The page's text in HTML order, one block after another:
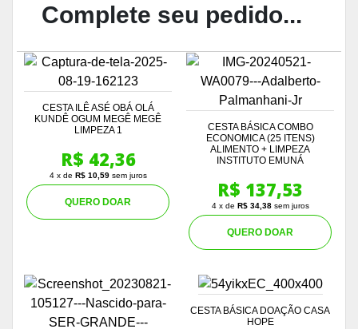
Complete seu pedido...
CESTA ILÊ ASÉ OBÁ OLÁ
KUNDÊ OGUM MEGÊ MEGÊ
LIMPEZA 1
R$ 42,36
4 x de R$ 10,59sem juros
QUERO DOAR
CESTA BÁSICA COMBO
ECONOMICA (25 ITENS)
ALIMENTO + LIMPEZA
INSTITUTO EMUNÁ
R$ 137,53
4 x de R$ 34,38sem juros
QUERO DOAR
CESTA BÁSICA DOAÇÃO CASA
HOPE